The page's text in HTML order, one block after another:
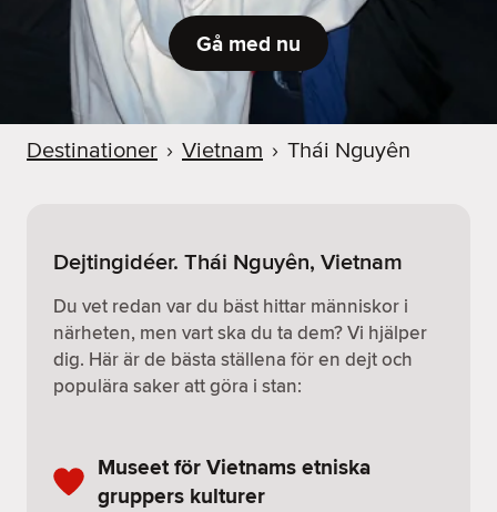
Gå med nu
Destinationer › Vietnam › Thái Nguyên
Dejtingidéer. Thái Nguyên, Vietnam
Du vet redan var du bäst hittar människor i
närheten, men vart ska du ta dem? Vi hjälper
dig. Här är de bästa ställena för en dejt och
populära saker att göra i stan:
Museet för Vietnams etniska
gruppers kulturer